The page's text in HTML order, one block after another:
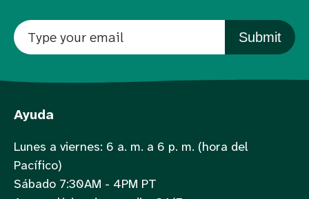
Submit
Ayuda
Lunes a viernes: 6 a. m. a 6 p. m. (hora del
Pacífico)
Sábado 7:30AM - 4PM PT